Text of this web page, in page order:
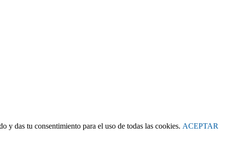
y das tu consentimiento para el uso de todas las cookies. ACEPTAR